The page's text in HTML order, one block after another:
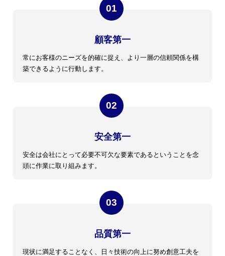
顧客第一
常にお客様のニーズを的確に捉え、より一層の信頼関係を構
築できるように行動します。
安全第一
安全は会社にとって必要不可欠な要素であるということを念
頭に作業に取り組みます。
品質第一
現状に満足することなく、日々技術の向上に努め創意工夫を